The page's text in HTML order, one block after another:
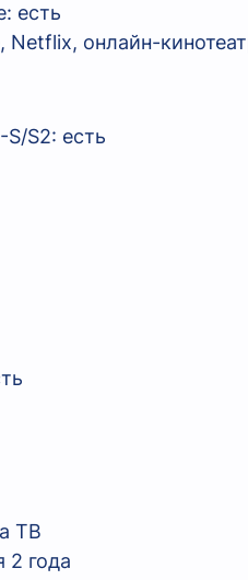
есть
Netflix, онлайн-
S/S2: есть
ТВ
2 года